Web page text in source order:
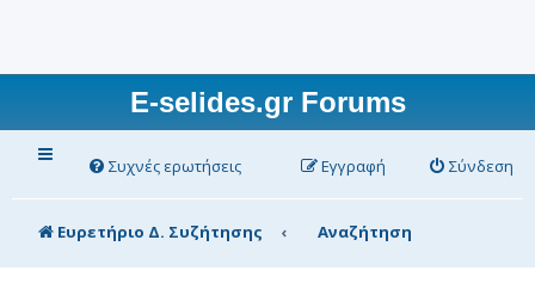
E-selides.gr Forums
Συχνές ερωτήσεις Σύνδεση
Εγγραφή
Ευρετήριο Δ. Συζήτησης Αναζήτηση